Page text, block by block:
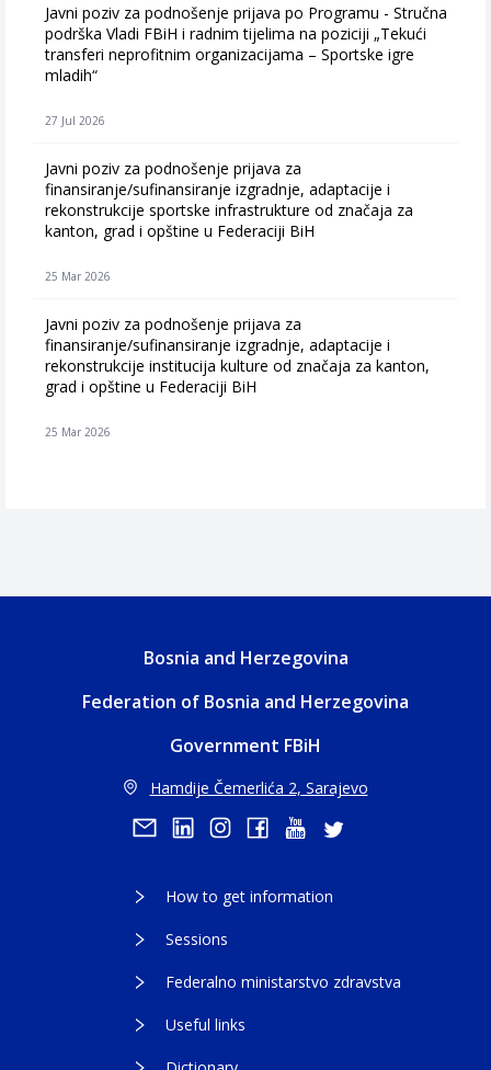
Javni poziv za podnošenje prijava po Programu - Stručna
podrška Vladi FBiH i radnim tijelima na poziciji „Tekući
transferi neprofitnim organizacijama – Sportske igre
mladih“
27 Jul 2026
Javni poziv za podnošenje prijava za
finansiranje/sufinansiranje izgradnje, adaptacije i
rekonstrukcije sportske infrastrukture od značaja za
kanton, grad i opštine u Federaciji BiH
25 Mar 2026
Javni poziv za podnošenje prijava za
finansiranje/sufinansiranje izgradnje, adaptacije i
rekonstrukcije institucija kulture od značaja za kanton,
grad i opštine u Federaciji BiH
25 Mar 2026
Bosnia and Herzegovina
Federation of Bosnia and Herzegovina
Government FBiH
Hamdije Čemerlića 2, Sarajevo
How to get information
Sessions
Federalno ministarstvo zdravstva
Useful links